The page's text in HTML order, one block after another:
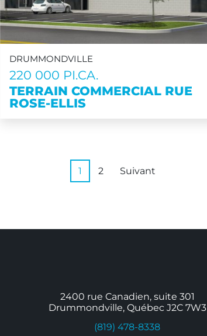
DRUMMONDVILLE
220 000 PI.CA.
TERRAIN COMMERCIAL RUE
ROSE-ELLIS
1 2 Suivant
2400 rue Canadien, suite 301
Drummondville, Québec J2C 7W3
(819) 478-8338